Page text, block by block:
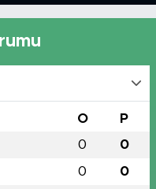
O P
0 0
0 0